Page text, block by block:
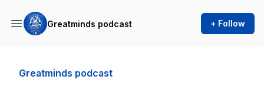
Greatminds podcast + Follow
Greatminds podcast